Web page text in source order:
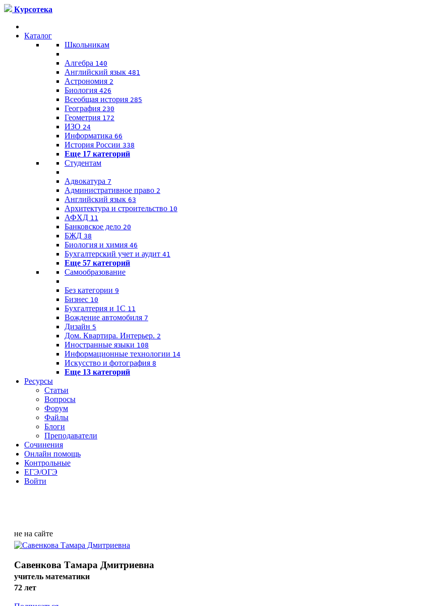
Курсотека
Каталог
Школьникам
Алгебра 140
Английский язык 481
Астрономия 2
Биология 426
Всеобщая история 285
География 230
Геометрия 172
ИЗО 24
Информатика 66
История России 338
Еще 17 категорий
Студентам
Адвокатура 7
Административное право 2
Английский язык 63
Архитектура и строительство 10
АФХД 11
Банковское дело 20
БЖД 38
Биология и химия 46
Бухгалтерский учет и аудит 41
Еще 57 категорий
Самообразование
Без категории 9
Бизнес 10
Бухгалтерия и 1C 11
Вождение автомобиля 7
Дизайн 5
Дом. Квартира. Интерьер. 2
Иностранные языки 108
Информационные технологии 14
Искусство и фотография 8
Еще 13 категорий
Ресурсы
Статьи
Вопросы
Форум
Файлы
Блоги
Преподаватели
Сочинения
Онлайн помощь
Контрольные
ЕГЭ/ОГЭ
Войти
не на сайте
Савенкова Тамара Дмитриевна
учитель математики
72 лет